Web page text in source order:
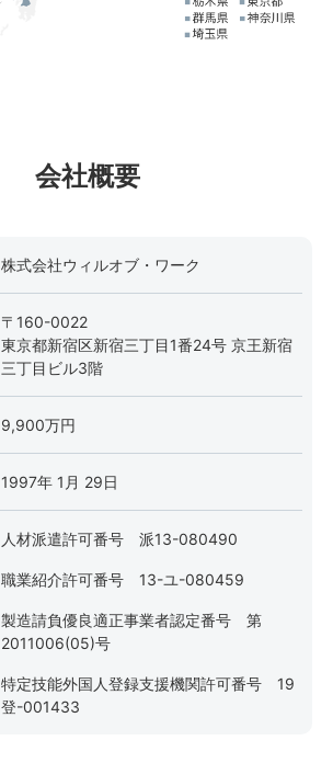
会社概要
株式会社ウィルオブ・ワーク
〒160-0022
東京都新宿区新宿三丁目1番24号 京王新宿
三丁目ビル3階
9,900万円
1997年 1月 29日
人材派遣許可番号 派13-080490
職業紹介許可番号 13-ユ-080459
製造請負優良適正事業者認定番号 第
2011006(05)号
特定技能外国人登録支援機関許可番号 19
登-001433